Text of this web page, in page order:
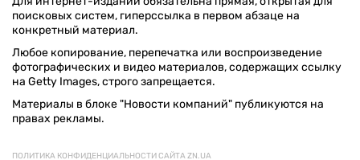
поисковых систем, гиперссылка в первом абзаце на
конкретный материал.
Любое копирование, перепечатка или воспроизведение
фотографических и видео материалов, содержащих ссылку
на Getty Images, строго запрещается.
Материалы в блоке "Новости компаний" публикуются на
правах рекламы.
ПОЛИТИКА КОНФИДЕНЦИАЛЬНОСТИ САЙТА ZN.UA